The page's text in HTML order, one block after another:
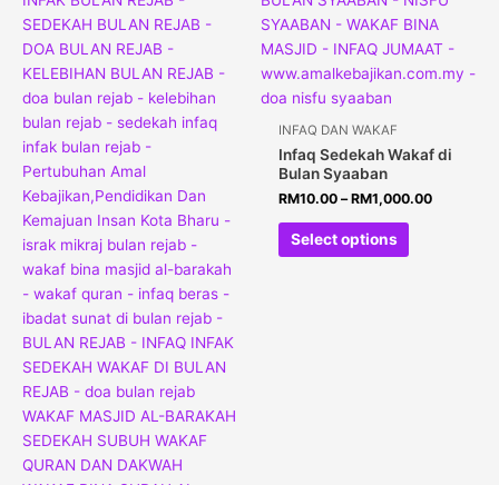
INFAQ DAN WAKAF
Infaq Sedekah Wakaf di
Bulan Syaaban
RM10.00 –RM1,000.00
Select options